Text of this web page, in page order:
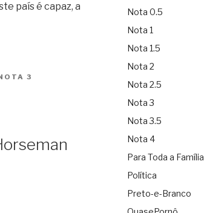
país é capaz, a
3
Nota 0.5
Nota 1
Nota 1.5
Nota 2
Nota 2.5
Nota 3
Nota 3.5
Nota 4
Para Toda a Família
Política
Preto-e-Branco